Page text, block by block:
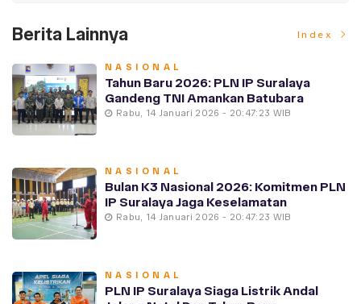
Berita Lainnya Index
NASIONAL
Tahun Baru 2026: PLN IP Suralaya
Gandeng TNI Amankan Batubara
Rabu, 14 Januari 2026 - 20:47:23 WIB
NASIONAL
Bulan K3 Nasional 2026: Komitmen PLN
IP Suralaya Jaga Keselamatan
Rabu, 14 Januari 2026 - 20:47:23 WIB
NASIONAL
PLN IP Suralaya Siaga Listrik Andal